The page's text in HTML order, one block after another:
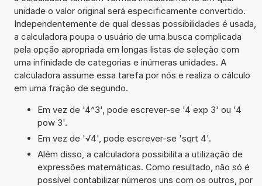
unidade o valor original será especificamente convertido.
Independentemente de qual dessas possibilidades é usada,
a calculadora poupa o usuário de uma busca complicada
pela opção apropriada em longas listas de seleção com
uma infinidade de categorias e inúmeras unidades. A
calculadora assume essa tarefa por nós e realiza o cálculo
em uma fração de segundo.
Em vez de '4^3', pode escrever-se '4 exp 3' ou '4
pow 3'.
Em vez de '√4', pode escrever-se 'sqrt 4'.
Além disso, a calculadora possibilita a utilização de
expressões matemáticas. Como resultado, não só é
possível contabilizar números uns com os outros, por